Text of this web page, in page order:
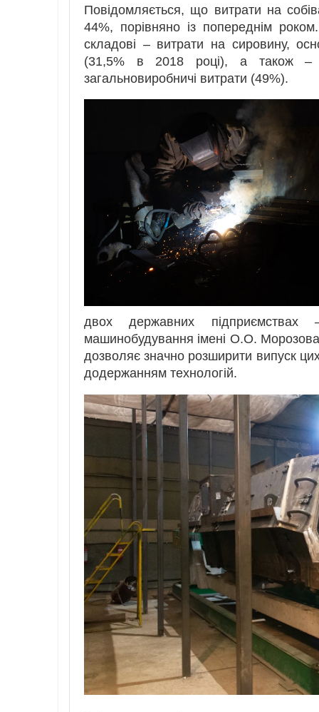
Повідомляється, що витрати на
44%, порівняно із попереднім
складові – витрати на сировину,
(31,5% в 2018 році), а також –
загальновиробничі витрати (49%).
двох державних підприємствах
машинобудування імені O.О.
дозволяє значно розширити випуск
додержанням технологій.